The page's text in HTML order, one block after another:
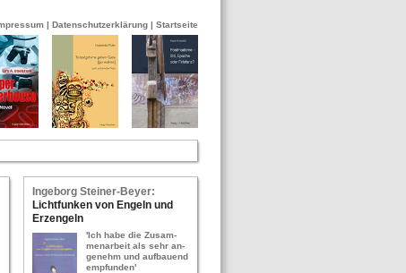
| Datenschutzerklärung | Startseite
In­ge­borg Stei­ner-​Bey­er:
Licht­fun­ken von En­geln und
Erz­en­geln
'Ich habe die Zu­sam­
men­ar­beit als sehr an­
ge­nehm und auf­bau­end
emp­fun­den'